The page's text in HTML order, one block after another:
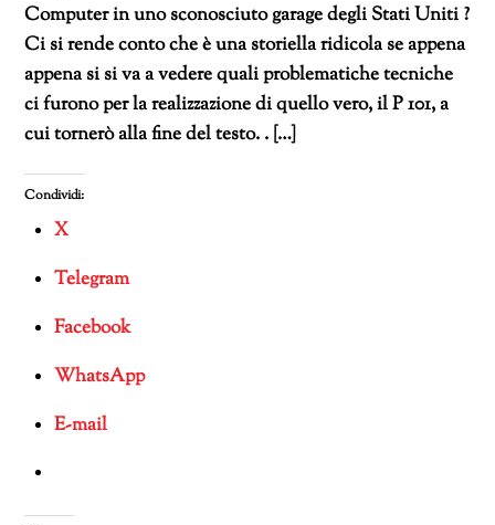
Computer in uno sconosciuto garage degli Stati Uniti ?
Ci si rende conto che è una storiella ridicola se appena
appena si si va a vedere quali problematiche tecniche
ci furono per la realizzazione di quello vero, il P 101, a
cui tornerò alla fine del testo. . […]
Condividi:
X
Telegram
Facebook
WhatsApp
E-mail